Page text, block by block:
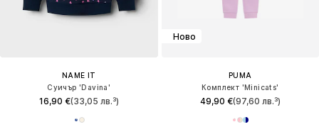
NAME IT
Суичър 'Davina'
16,90 €(33,05 лв.³)
Ново
PUMA
Комплект 'Minicats'
49,90 €(97,60 лв.³)